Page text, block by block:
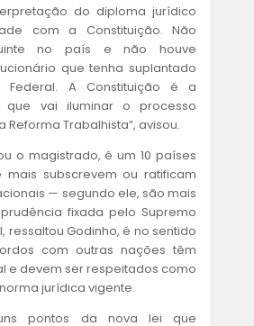
do diploma jurídico
com a Constituição. Não
no país e não houve
que tenha suplantado
Federal. A Constituição é a
que vai iluminar o processo
Reforma Trabalhista”, avisou.
o magistrado, é um 10 países
subscrevem ou ratificam
— segundo ele, são mais
fixada pelo Supremo
ressaltou Godinho, é no sentido
com outras nações têm
e devem ser respeitados como
jurídica vigente.
pontos da nova lei que